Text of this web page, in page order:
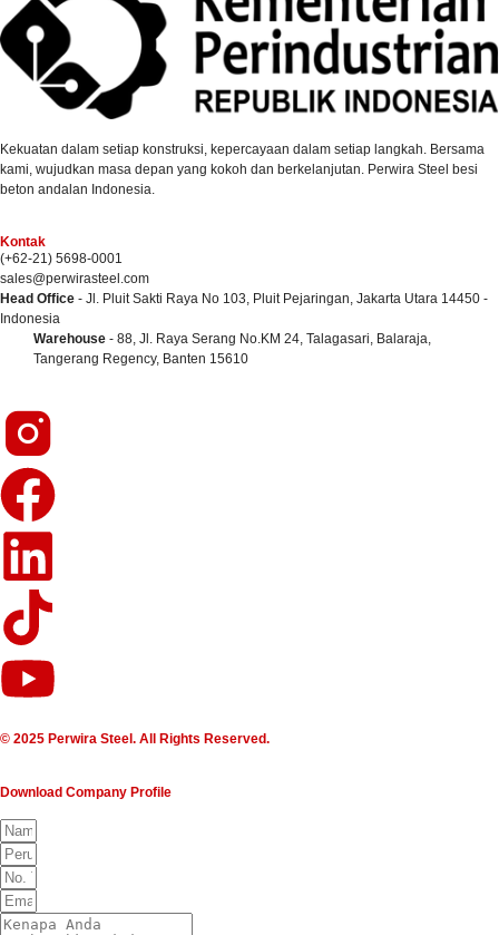
Kekuatan dalam setiap konstruksi, kepercayaan dalam setiap langkah. Bersama
kami, wujudkan masa depan yang kokoh dan berkelanjutan. Perwira Steel besi
beton andalan Indonesia.
Kontak
(+62-21) 5698-0001
sales@perwirasteel.com
Head Office - Jl. Pluit Sakti Raya No 103, Pluit Pejaringan, Jakarta Utara 14450 -
Indonesia
Warehouse - 88, Jl. Raya Serang No.KM 24, Talagasari, Balaraja,
Tangerang Regency, Banten 15610
© 2025 Perwira Steel. All Rights Reserved.
Download Company Profile